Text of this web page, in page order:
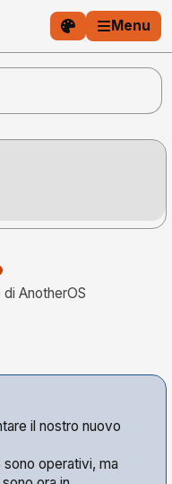
Menu
AnotherOS
il nostro nuovo
operativi, ma